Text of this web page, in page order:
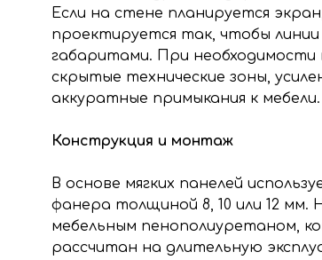
Если на стене планируется
проектируется так, чтобы линии
габаритами. При
скрытые технические зоны,
аккуратные примыкания к мебели.
Конструкция и монтаж
В основе мягких панелей
фанера толщиной 8, 10 или 12 мм.
мебельным пенополиуретаном,
рассчитан на длительную